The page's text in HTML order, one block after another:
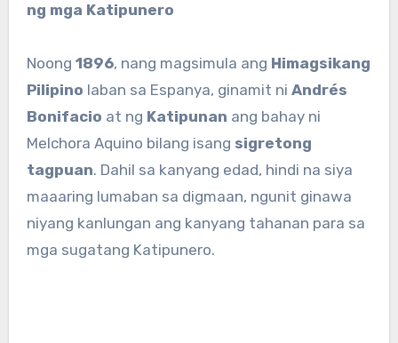
ng mga Katipunero
Noong 1896, nang magsimula ang Himagsikang
Pilipino laban sa Espanya, ginamit ni Andrés
Bonifacio at ng Katipunan ang bahay ni
Melchora Aquino bilang isang sigretong
tagpuan. Dahil sa kanyang edad, hindi na siya
maaaring lumaban sa digmaan, ngunit ginawa
niyang kanlungan ang kanyang tahanan para sa
mga sugatang Katipunero.